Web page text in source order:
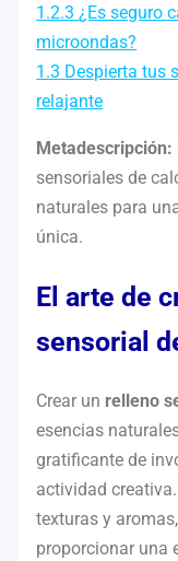
1.2.3 ¿Es seguro
microondas?
1.3 Despierta tus
relajante
Metadescripción:
sensoriales de
naturales para
única.
El arte de
sensorial
Crear un relleno
esencias
gratificante de
actividad
texturas y
proporcionar una